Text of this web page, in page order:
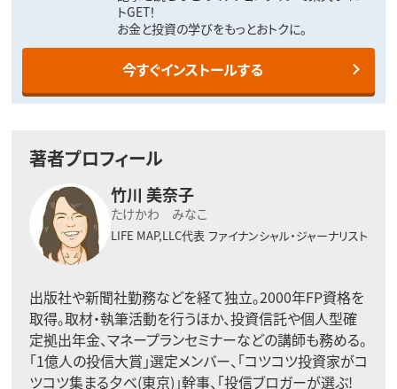
トGET！
お金と投資の学びをもっとおトクに。
今すぐインストールする
著者プロフィール
竹川 美奈子
たけかわ みなこ
LIFE MAP,LLC代表 ファイナンシャル・ジャーナリスト
出版社や新聞社勤務などを経て独立。2000年FP資格を
取得。取材・執筆活動を行うほか、投資信託や個人型確
定拠出年金、マネープランセミナーなどの講師も務める。
「1億人の投信大賞」選定メンバー、「コツコツ投資家がコ
ツコツ集まる夕べ(東京)」幹事、「投信ブロガーが選ぶ!